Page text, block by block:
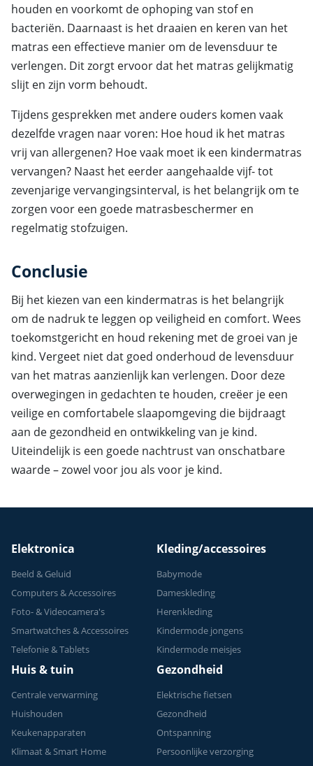
houden en voorkomt de ophoping van stof en
bacteriën. Daarnaast is het draaien en keren van het
matras een effectieve manier om de levensduur te
verlengen. Dit zorgt ervoor dat het matras gelijkmatig
slijt en zijn vorm behoudt.
Tijdens gesprekken met andere ouders komen vaak
dezelfde vragen naar voren: Hoe houd ik het matras
vrij van allergenen? Hoe vaak moet ik een kindermatras
vervangen? Naast het eerder aangehaalde vijf- tot
zevenjarige vervangingsinterval, is het belangrijk om te
zorgen voor een goede matrasbeschermer en
regelmatig stofzuigen.
Conclusie
Bij het kiezen van een kindermatras is het belangrijk
om de nadruk te leggen op veiligheid en comfort. Wees
toekomstgericht en houd rekening met de groei van je
kind. Vergeet niet dat goed onderhoud de levensduur
van het matras aanzienlijk kan verlengen. Door deze
overwegingen in gedachten te houden, creëer je een
veilige en comfortabele slaapomgeving die bijdraagt
aan de gezondheid en ontwikkeling van je kind.
Uiteindelijk is een goede nachtrust van onschatbare
waarde – zowel voor jou als voor je kind.
Elektronica
Beeld & Geluid
Computers & Accessoires
Foto- & Videocamera's
Smartwatches & Accessoires
Telefonie & Tablets
Kleding/accessoires
Babymode
Dameskleding
Herenkleding
Kindermode jongens
Kindermode meisjes
Huis & tuin
Centrale verwarming
Huishouden
Keukenapparaten
Klimaat & Smart Home
Gezondheid
Elektrische fietsen
Gezondheid
Ontspanning
Persoonlijke verzorging